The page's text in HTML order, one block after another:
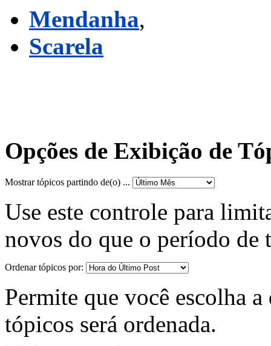
Mendanha,
Scarela
Opções de Exibição de
Mostrar tópicos partindo de(o) ...
Use este controle para
novos do que o período de
Ordenar tópicos por:
Permite que você escolha
tópicos será ordenada.